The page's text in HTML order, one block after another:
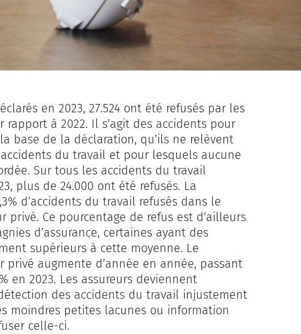
en 2023, 27.524 ont été refusés par les
à 2022. Il s’agit des accidents pour
base de la déclaration, qu’ils ne relèvent
du travail et pour lesquels aucune
Sur tous les accidents du travail
plus de 24.000 ont été refusés. La
d’accidents du travail refusés dans le
privé. Ce pourcentage de refus est d’ailleurs
d’assurance, certaines ayant des
supérieurs à cette moyenne. Le
augmente d’année en année, passant
en 2023. Les assureurs deviennent
des accidents du travail injustement
moindres petites lacunes ou information
celle-ci.